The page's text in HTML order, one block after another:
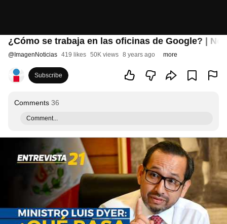
¿Cómo se trabaja en las oficinas de Google? |
@ ImagenNoticias 419 likes 50K views 8 years ago more
Subscribe
Comments 36
Comment...